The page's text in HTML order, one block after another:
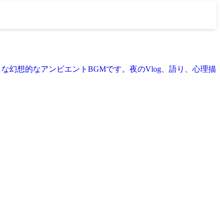
幻想的なアンビエントBGMです。夜のVlog、語り、心理描